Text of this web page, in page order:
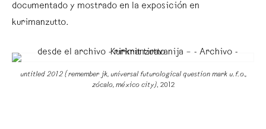
documentado y mostrado en la exposición en
kurimanzutto.
untitled 2012 (remember jk, universal futurological question mark u. f. o.,
zócalo, méxico city), 2012